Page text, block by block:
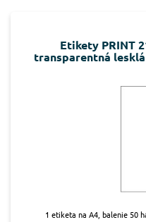
Etikety PRINT
transparentná
1 etiketa na A4, balenie 50